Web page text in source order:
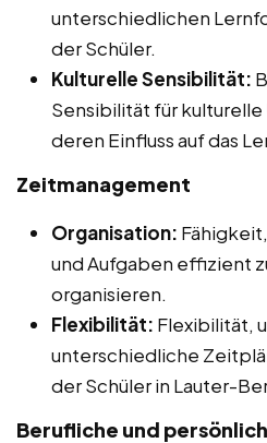
unterschiedlichen
der Schüler.
Kulturelle Sensibilität:
Sensibilität für
deren Einfluss auf das
Zeitmanagement
Organisation:
und Aufgaben effizient
organisieren.
Flexibilität: Flexibilität,
unterschiedliche
der Schüler in Lauter-
Berufliche und